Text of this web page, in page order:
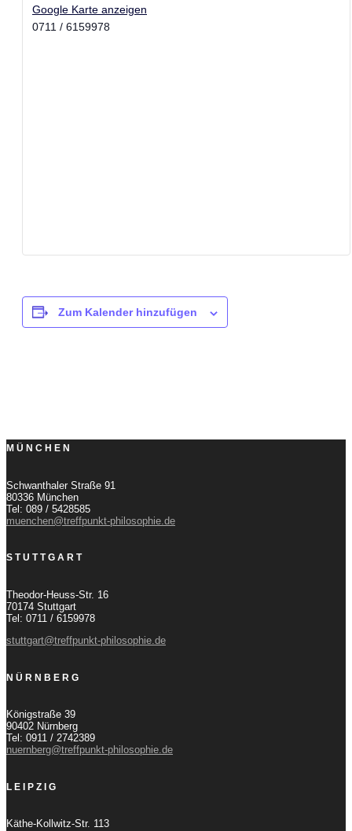
Google Karte anzeigen
0711 / 6159978
Zum Kalender hinzufügen
MÜNCHEN
Schwanthaler Straße 91
80336 München
Tel: 089 / 5428585
muenchen@treffpunkt-philosophie.de
STUTTGART
Theodor-Heuss-Str. 16
70174 Stuttgart
Tel: 0711 / 6159978
stuttgart@treffpunkt-philosophie.de
NÜRNBERG
Königstraße 39
90402 Nürnberg
Tel: 0911 / 2742389
nuernberg@treffpunkt-philosophie.de
LEIPZIG
Käthe-Kollwitz-Str. 113